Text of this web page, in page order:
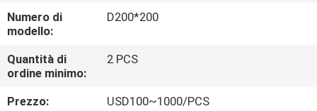
GIRO
DELLA
FABBRICA
Numero di
modello:
D200*200
Quantità di
ordine minimo:
2 PCS
Prezzo:
USD100~1000/PCS